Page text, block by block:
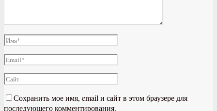
Сохранить мое имя, email и сайт в этом браузере для
последующего комментирования.